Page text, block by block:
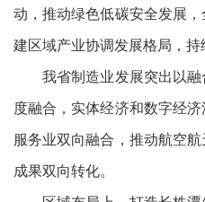
动，推动绿色低碳安全发展
建区域产业协调发展格局，持
我省制造业发展突出以融
度融合，实体经济和数字经
服务业双向融合，推动航空
成果双向转化。